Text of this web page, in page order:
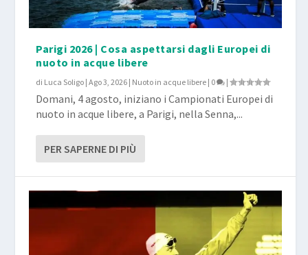
Parigi 2026 | Cosa aspettarsi dagli Europei di
nuoto in acque libere
di Luca Soligo |Ago 3, 2026 | Nuoto in acque libere | 0 |
Domani, 4 agosto, iniziano i Campionati Europei di
nuoto in acque libere, a Parigi, nella Senna,...
PER SAPERNE DI PIÙ